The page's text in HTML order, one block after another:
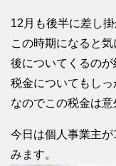
12月も後半に差し掛
この時期になると
後についてくるのが
税金についてもしっ
なのでこの税金は意
今日は個人事業主
みます。